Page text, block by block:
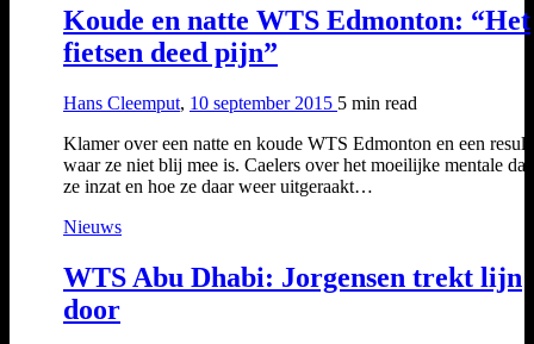
Koude en natte WTS Edmonton: “Het
fietsen deed pijn”
Hans Cleemput, 10 september 2015 5 min read
Klamer over een natte en koude WTS Edmonton en een
waar ze niet blij mee is. Caelers over het moeilijke mentale
ze inzat en hoe ze daar weer uitgeraakt…
Nieuws
WTS Abu Dhabi: Jorgensen trekt lijn
door